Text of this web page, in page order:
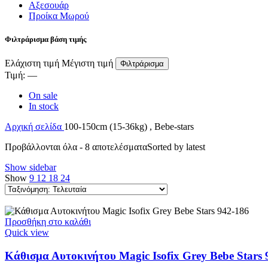
Αξεσουάρ
Προίκα Μωρού
Φιλτράρισμα βάση τιμής
Ελάχιστη τιμή Μέγιστη τιμή Φιλτράρισμα
Τιμή: —
On sale
In stock
Αρχική σελίδα 100-150cm (15-36kg) , Bebe-stars
Προβάλλονται όλα - 8 αποτελέσματαSorted by latest
Show sidebar
Show 9 12 18 24
Προσθήκη στο καλάθι
Quick view
Κάθισμα Αυτοκινήτου Magic Isofix Grey Bebe Stars